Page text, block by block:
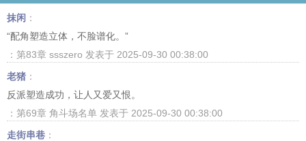
抹闲 ：
“配角塑造立体，不脸谱化。”
：第83章 ssszero 发表于 2025-09-30 00:38:00
老猪 ：
反派塑造成功，让人又爱又恨。
：第69章 角斗场名单 发表于 2025-09-30 00:38:00
走街串巷 ：